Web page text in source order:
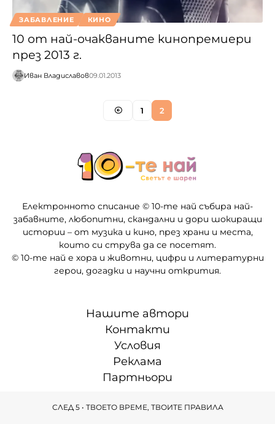
ЗАБАВЛЕНИЕ КИНО
10 от най-очакваните кинопремиери
през 2013 г.
Иван Владиславов09.01.2013
1 2
Електронното списание © 10-те най събира най-
забавните, любопитни, скандални и дори шокиращи
истории – от музика и кино, през храни и места,
които си струва да се посетят.
© 10-те най е хора и животни, цифри и литературни
герои, догадки и научни открития.
Нашите автори
Контакти
Условия
Реклама
Партньори
СЛЕД 5 • ТВОЕТО ВРЕМЕ, ТВОИТЕ ПРАВИЛА